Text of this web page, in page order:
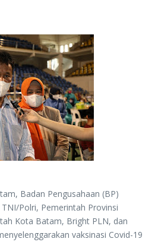
Badan Pengusahaan (BP)
Polri, Pemerintah Provinsi
Kota Batam, Bright PLN, dan
vaksinasi Covid-19